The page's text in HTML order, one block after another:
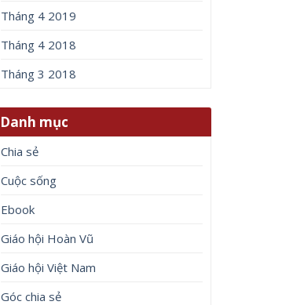
Tháng 4 2019
Tháng 4 2018
Tháng 3 2018
Danh mục
Chia sẻ
Cuộc sống
Ebook
Giáo hội Hoàn Vũ
Giáo hội Việt Nam
Góc chia sẻ